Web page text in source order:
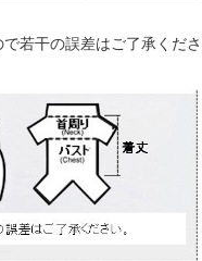
若干の誤差はご了承くださ